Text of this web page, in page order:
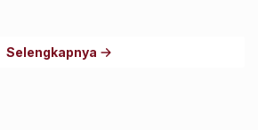
Selengkapnya